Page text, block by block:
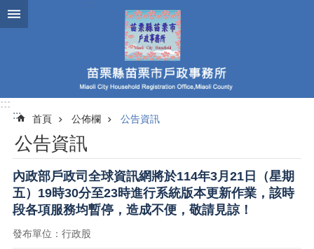
跳到主要內容區塊
:::
:::
首頁 公佈欄 公告資訊
公告資訊
內政部戶政司全球資訊網將於114年3月21日（星期
五）19時30分至23時進行系統版本更新作業，該時
段各項服務均暫停，造成不便，敬請見諒！
發布單位：行政股